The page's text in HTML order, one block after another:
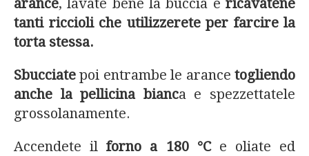
tanti riccioli che utilizzerete per farcire la
torta stessa.
Sbucciate poi entrambe le arance togliendo
anche la pellicina bianca e spezzettatele
grossolanamente.
Accendete ilforno a 180 °Ce oliate ed